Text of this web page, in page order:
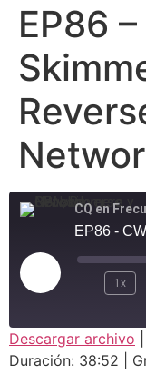
EP86
CQ en
1x
SHARE
Descargar archivo
Duración: 38:52